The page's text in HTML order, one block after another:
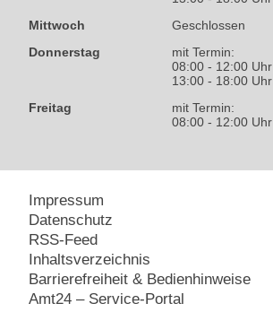
Mittwoch
Geschlossen
Donnerstag
mit Termin:
08:00 - 12:00 Uhr
13:00 - 18:00 Uhr
Freitag
mit Termin:
08:00 - 12:00 Uhr
Impressum
Datenschutz
RSS-Feed
Inhaltsverzeichnis
Barrierefreiheit & Bedienhinweise
Amt24 – Service-Portal